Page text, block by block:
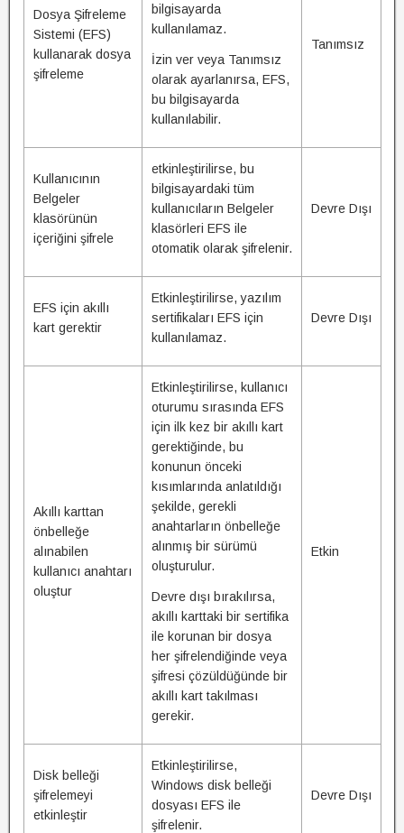
Dosya Şifreleme
Sistemi (EFS)
kullanarak dosya
şifreleme
bilgisayarda
kullanılamaz.
İzin ver veya Tanımsız
olarak ayarlanırsa, EFS,
bu bilgisayarda
kullanılabilir.
Tanımsız
Kullanıcının
Belgeler
klasörünün
içeriğini şifrele
etkinleştirilirse, bu
bilgisayardaki tüm
kullanıcıların Belgeler
klasörleri EFS ile
otomatik olarak şifrelenir.
Devre Dışı
EFS için akıllı
kart gerektir
Etkinleştirilirse, yazılım
sertifikaları EFS için
kullanılamaz.
Devre Dışı
Akıllı karttan
önbelleğe
alınabilen
kullanıcı anahtarı
oluştur
Etkinleştirilirse, kullanıcı
oturumu sırasında EFS
için ilk kez bir akıllı kart
gerektiğinde, bu
konunun önceki
kısımlarında anlatıldığı
şekilde, gerekli
anahtarların önbelleğe
alınmış bir sürümü
oluşturulur.
Devre dışı bırakılırsa,
akıllı karttaki bir sertifika
ile korunan bir dosya
her şifrelendiğinde veya
şifresi çözüldüğünde bir
akıllı kart takılması
gerekir.
Etkin
Disk belleği
şifrelemeyi
etkinleştir
Etkinleştirilirse,
Windows disk belleği
dosyası EFS ile
şifrelenir.
Devre Dışı